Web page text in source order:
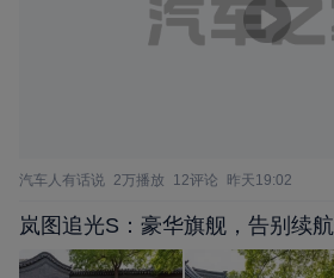
汽车人有话说 2万播放 12评论 昨天19:02
岚图追光S：豪华旗舰，告别续